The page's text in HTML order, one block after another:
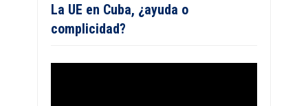
La UE en Cuba, ¿ayuda o
complicidad?